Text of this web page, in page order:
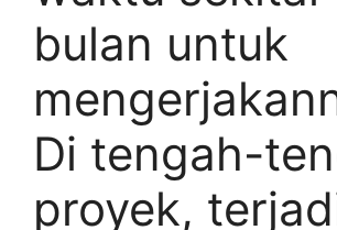
bulan untuk
Di tengah-
proyek,